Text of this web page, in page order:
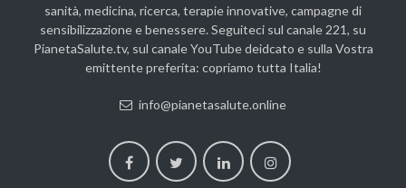
sanità, medicina, ricerca, terapie innovative, campagne di
sensibilizzazione e benessere. Seguiteci sul canale 221, su
PianetaSalute.tv, sul canale YouTube deidcato e sulla Vostra
emittente preferita: copriamo tutta Italia!
info@pianetasalute.online